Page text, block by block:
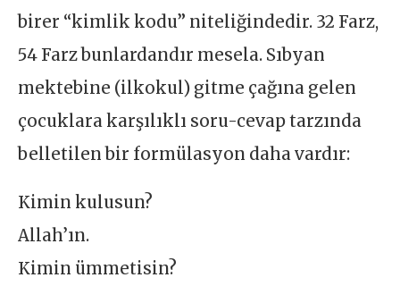
birer “kimlik kodu” niteliğindedir. 32 Farz,
54 Farz bunlardandır mesela. Sıbyan
mektebine (ilkokul) gitme çağına gelen
çocuklara karşılıklı soru-cevap tarzında
belletilen bir formülasyon daha vardır:
Kimin kulusun?
Allah’ın.
Kimin ümmetisin?